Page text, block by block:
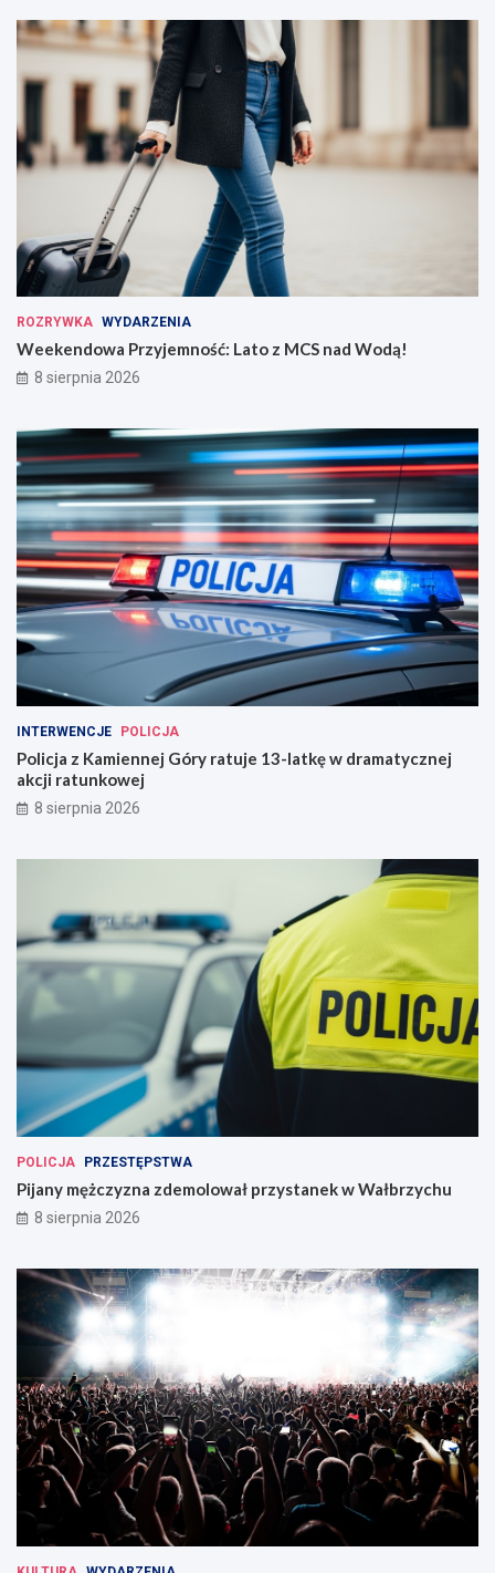
ROZRYWKA WYDARZENIA
Weekendowa Przyjemność: Lato z MCS nad Wodą!
8 sierpnia 2026
INTERWENCJE POLICJA
Policja z Kamiennej Góry ratuje 13-latkę w dramatycznej
akcji ratunkowej
8 sierpnia 2026
POLICJA PRZESTĘPSTWA
Pijany mężczyzna zdemolował przystanek w Wałbrzychu
8 sierpnia 2026